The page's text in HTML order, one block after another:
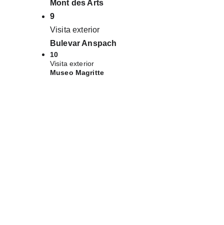
Mont des Arts
9
Visita exterior
Bulevar Anspach
10
Visita exterior
Museo Magritte